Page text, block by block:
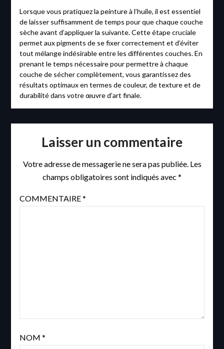
Lorsque vous pratiquez la peinture à l’huile, il est essentiel
de laisser suffisamment de temps pour que chaque couche
sèche avant d’appliquer la suivante. Cette étape cruciale
permet aux pigments de se fixer correctement et d’éviter
tout mélange indésirable entre les différentes couches. En
prenant le temps nécessaire pour permettre à chaque
couche de sécher complètement, vous garantissez des
résultats optimaux en termes de couleur, de texture et de
durabilité dans votre œuvre d’art finale.
Laisser un commentaire
Votre adresse de messagerie ne sera pas publiée. Les
champs obligatoires sont indiqués avec *
COMMENTAIRE*
NOM *